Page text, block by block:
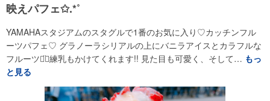
映えパフェ✩.*˚
YAMAHAスタジアムのスタグルで1番のお気に入り♡カッチンフル
ーツパフェ♡ グラノーラシリアルの上にバニラアイスとカラフルな
フルーツ⌄̈⃝練乳もかけてくれます!! 見た目も可愛く、そして… もっ
と見る